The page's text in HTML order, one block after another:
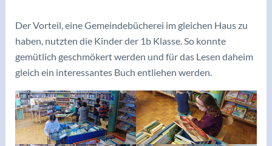
Der Vorteil, eine Gemeindebücherei im gleichen Haus zu
haben, nutzten die Kinder der 1b Klasse. So konnte
gemütlich geschmökert werden und für das Lesen daheim
gleich ein interessantes Buch entliehen werden.